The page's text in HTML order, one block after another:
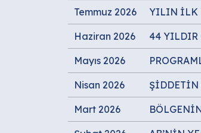
Temmuz 2026 YILIN İLK
Haziran 2026 44 YILDIR
Mayıs 2026
Nisan 2026 ŞİDDETİN
Mart 2026